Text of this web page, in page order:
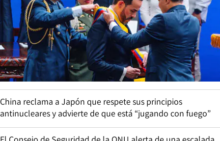
China reclama a Japón que respete sus principios
antinucleares y advierte de que está “jugando con fuego”